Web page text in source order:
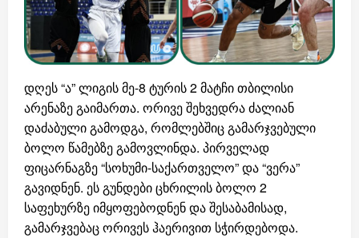
დღეს “ა” ლიგის მე-8 ტურის 2 მატჩი თბილისი
არენაზე გაიმართა. ორივე შეხვედრა ძალიან
დაძაბული გამოდგა, რომლებშიც გამარჯვებული
ბოლო წამებზე გამოვლინდა. პირველად
ფიცარნაგზე “სოხუმი-საქართველო” და “ვერა”
გავიდნენ. ეს გუნდები ცხრილის ბოლო 2
საფეხურზე იმყოფებოდნენ და შესაბამისად,
გამარჯვებაც ორივეს ჰაერივით სჭირდებოდა.